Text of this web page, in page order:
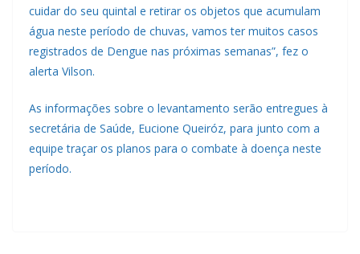
cuidar do seu quintal e retirar os objetos que acumulam
água neste período de chuvas, vamos ter muitos casos
registrados de Dengue nas próximas semanas”, fez o
alerta Vilson.
As informações sobre o levantamento serão entregues à
secretária de Saúde, Eucione Queiróz, para junto com a
equipe traçar os planos para o combate à doença neste
período.